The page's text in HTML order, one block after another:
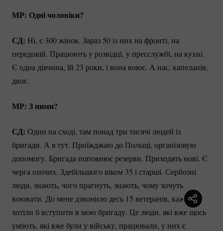
МР: Одні чоловіки?
СД: Ні, є 300 жінок. Зараз 50 із них на фронті, на
передовій. Працюють у розвідці, у пресслужбі, на кухні.
Є одна дівчина, їй 23 роки, і вона воює. А нас, капеланів,
двоє.
МР: З ними?
СД: Один на сході, там понад три тисячі людей із
бригади. А я тут. Приїжджаю до Польщі, організовую
допомогу. Бригада поповнює резерви. Приходять нові. Є
черга охочих. Здебільшого віком 35 і старші. Серйозні
люди, знають, чого прагнуть, знають, чому хочуть
воювати. До мене дзвонило десь 15 ветеранів, кажуть,
хотіли б вступити в мою бригаду. Це люди, які вже щось
уміють, які вже були у війську, працювали, у них є